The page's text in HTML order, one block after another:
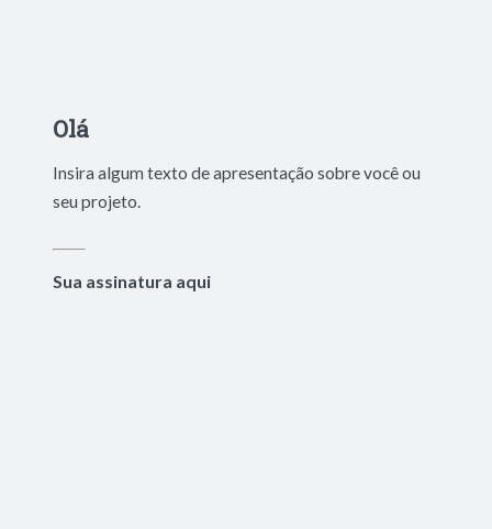
Olá
Insira algum texto de apresentação sobre você ou
seu projeto.
Sua assinatura aqui